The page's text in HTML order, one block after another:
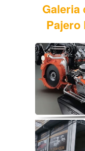
Galeria
Pajero